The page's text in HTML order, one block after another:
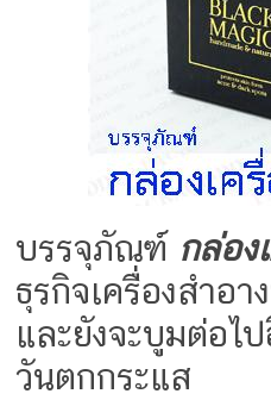
บรรจุภัณฑ์ กล่อง
ธุรกิจเครื่องสำอ
และยังจะบูมต่อไ
วันตกกระแส